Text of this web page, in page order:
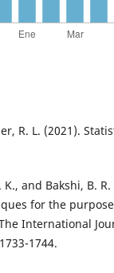
R. L. (2021).
K., and Bakshi, B.
for the
International
1744.